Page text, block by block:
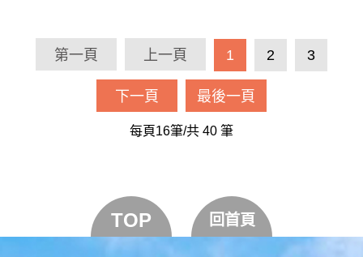
第一頁 上一頁 1 2 3
下一頁 最後一頁
每頁16筆/共 40 筆
TOP 回首頁